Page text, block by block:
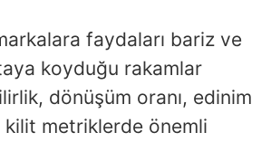
faydaları bariz ve
koyduğu rakamlar
dönüşüm oranı, edinim
metriklerde önemli